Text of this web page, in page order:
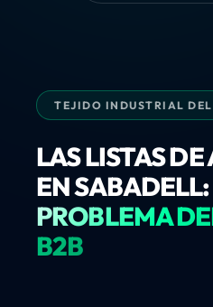
TEJIDO INDUSTRIAL
LAS LISTAS
EN SABADELL:
PROBLEMA
B2B